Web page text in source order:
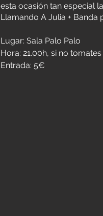
esta ocasión tan especial
Llamando A Julia + Banda
Lugar: Sala Palo Palo
Hora: 21.00h, si no
Entrada: 5€